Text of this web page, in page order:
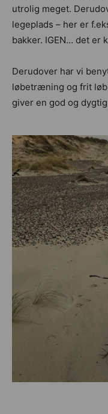
utrolig meget.
legeplads – her er
bakker. IGEN… det
Derudover har vi
løbetræning og frit
giver en god og